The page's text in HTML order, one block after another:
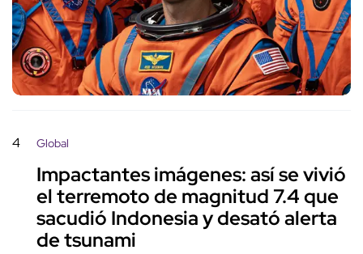
4 Global
Impactantes imágenes: así se vivió
el terremoto de magnitud 7.4 que
sacudió Indonesia y desató alerta
de tsunami